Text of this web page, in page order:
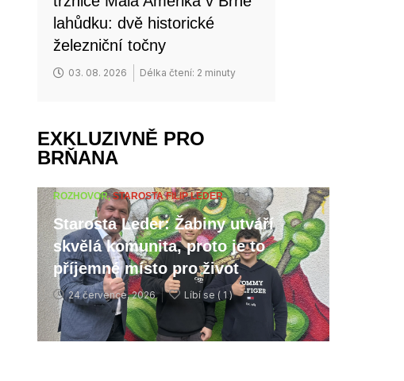
lahůdku: dvě historické
železniční točny
03. 08. 2026 Délka čtení: 2 minuty
EXKLUZIVNĚ PRO
BRŇANA
ROZHOVOR,STAROSTA FILIP LEDER
Starosta Leder: Žabiny utváří
skvělá komunita, proto je to
příjemné místo pro život
24 července, 2026 Líbí se ( 1 )